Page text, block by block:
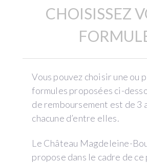
CHOISISSEZ
Vous pouvez choisir une ou
formules proposées ci-
de remboursement est de 3
chacune d’entre elles.
Le Château Magdeleine-
propose dans le cadre de